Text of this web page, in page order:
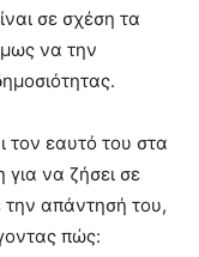
σε σχέση τα
να την
τον εαυτό του στα
να ζήσει σε
απάντησή του,
πώς: